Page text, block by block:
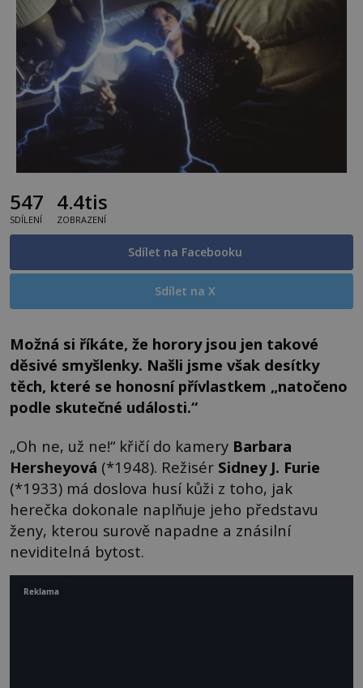
547
SDÍLENÍ
4.4tis
ZOBRAZENÍ
Sdílet na Facebooku
Sdílet na X
Možná si říkáte, že horory jsou jen takové
děsivé smyšlenky. Našli jsme však desítky
těch, které se honosní přívlastkem „natočeno
podle skutečné události.“
„Oh ne, už ne!“ křičí do kamery Barbara
Hersheyová (*1948). Režisér Sidney J. Furie
(*1933) má doslova husí kůži z toho, jak
herečka dokonale naplňuje jeho představu
ženy, kterou surově napadne a znásilní
neviditelná bytost.
Reklama